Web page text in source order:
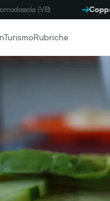
Coppa Byron9
TurismoRubriche